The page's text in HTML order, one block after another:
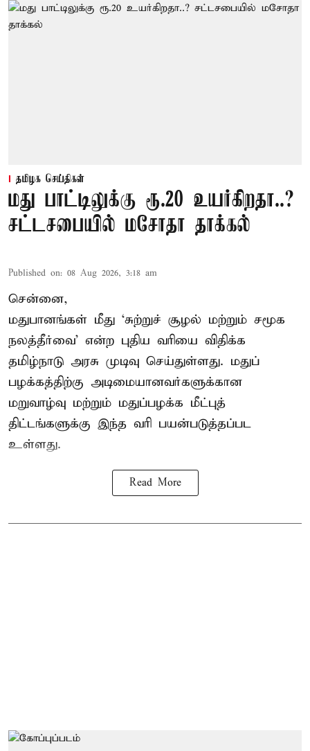
தமிழக செய்திகள்
மது பாட்டிலுக்கு ரூ.20 உயர்கிறதா..?
சட்டசபையில் மசோதா தாக்கல்
Published on: 08 Aug 2026, 3:18 am
சென்னை,
மதுபானங்கள் மீது ‘சுற்றுச் சூழல் மற்றும் சமூக
நலத்தீர்வை’ என்ற புதிய வரியை விதிக்க
தமிழ்நாடு அரசு முடிவு செய்துள்ளது. மதுப்
பழக்கத்திற்கு அடிமையானவர்களுக்கான
மறுவாழ்வு மற்றும் மதுப்பழக்க மீட்புத்
திட்டங்களுக்கு இந்த வரி பயன்படுத்தப்பட
உள்ளது.
Read More